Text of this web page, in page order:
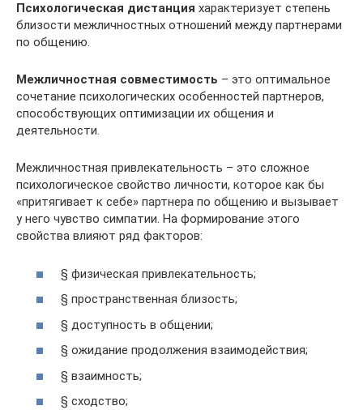
Психологическая дистанция характеризует степень
близости межличностных отношений между партнерами
по общению.
Межличностная совместимость – это оптимальное
сочетание психологических особенностей партнеров,
способствующих оптимизации их общения и
деятельности.
Межличностная привлекательность – это сложное
психологическое свойство личности, которое как бы
«притягивает к себе» партнера по общению и вызывает
у него чувство симпатии. На формирование этого
свойства влияют ряд факторов:
§ физическая привлекательность;
§ пространственная близость;
§ доступность в общении;
§ ожидание продолжения взаимодействия;
§ взаимность;
§ сходство;